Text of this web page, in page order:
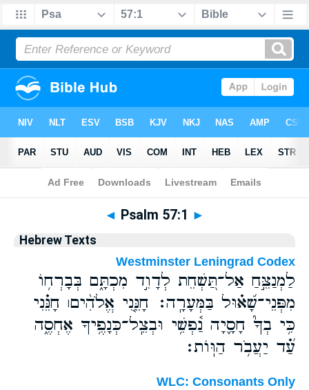
Bible >Hebrew> Psalm 57:1
◄ Psalm 57:1 ►
Hebrew Texts
Westminster Leningrad Codex
לַמְנַצֵּ֣חַ אַל־תַּ֭שְׁחֵת לְדָוִ֣ד מִכְתָּ֑ם בְּבָרְח֥וֹ
מִפְּנֵי־שָׁ֝א֗וּל בַּמְּעָרָֽה׃ חָנֵּ֤נִי אֱלֹהִ֨ים׀ חָנֵּ֗נִי
כִּ֥י בְךָ֮ חָסָ֪יָה נַ֫פְשִׁ֥י וּבְצֵֽל־כְּנָפֶ֥יךָ אֶחְסֶ֑ה
עַ֝֗ד יַעֲבֹ֥ר הַוּֽוֹת׃
WLC: Consonants Only